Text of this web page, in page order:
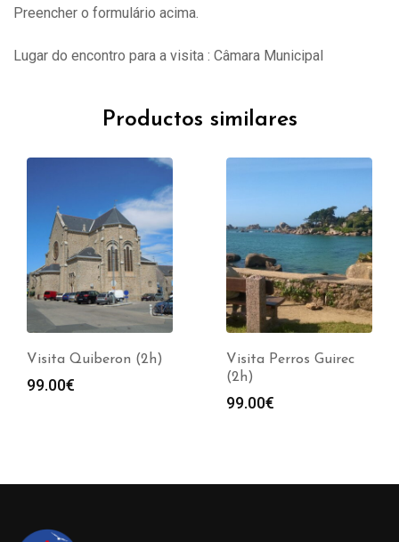
Preencher o formulário acima.
Lugar do encontro para a visita : Câmara Municipal
Productos similares
Visita Quiberon (2h)
99.00€
Visita Perros Guirec
(2h)
99.00€